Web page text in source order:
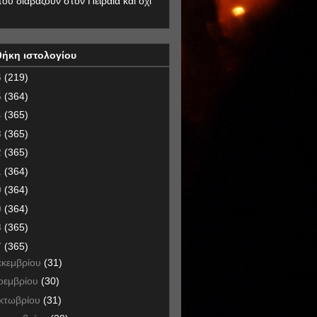
ιστολογίου
(219)
(364)
(365)
(365)
(365)
(364)
(364)
(364)
(365)
(365)
(31)
(30)
(31)